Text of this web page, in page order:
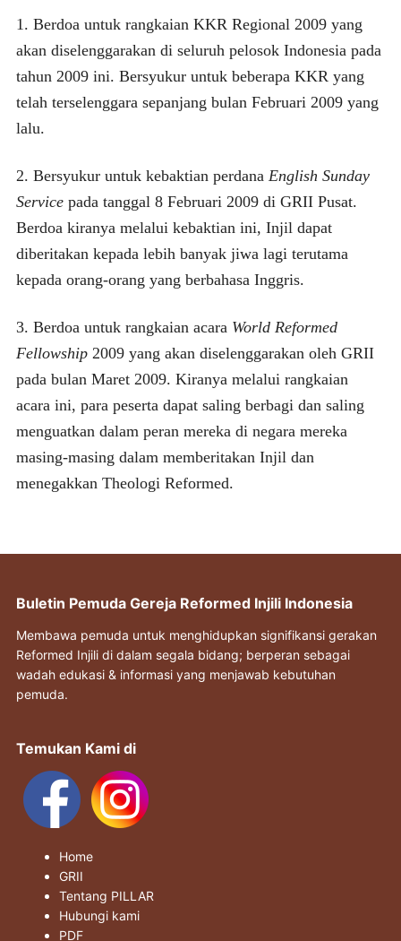
1. Berdoa untuk rangkaian KKR Regional 2009 yang
akan diselenggarakan di seluruh pelosok Indonesia pada
tahun 2009 ini. Bersyukur untuk beberapa KKR yang
telah terselenggara sepanjang bulan Februari 2009 yang
lalu.
2. Bersyukur untuk kebaktian perdana English Sunday
Servicepada tanggal 8 Februari 2009 di GRII Pusat.
Berdoa kiranya melalui kebaktian ini, Injil dapat
diberitakan kepada lebih banyak jiwa lagi terutama
kepada orang-orang yang berbahasa Inggris.
3. Berdoa untuk rangkaian acara World Reformed
Fellowship2009 yang akan diselenggarakan oleh GRII
pada bulan Maret 2009. Kiranya melalui rangkaian
acara ini, para peserta dapat saling berbagi dan saling
menguatkan dalam peran mereka di negara mereka
masing-masing dalam memberitakan Injil dan
menegakkan Theologi Reformed.
Buletin Pemuda Gereja Reformed Injili Indonesia
Membawa pemuda untuk menghidupkan signifikansi gerakan
Reformed Injili di dalam segala bidang; berperan sebagai
wadah edukasi & informasi yang menjawab kebutuhan
pemuda.
Temukan Kami di
Home
GRII
Tentang PILLAR
Hubungi kami
PDF